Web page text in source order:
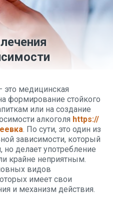
это медицинская
формирование стойкого
или на создание
алкоголя https://
. По сути, это один из
зависимости, который
но делает употребление
крайне неприятным.
видов
имеет свои
и механизм действия.